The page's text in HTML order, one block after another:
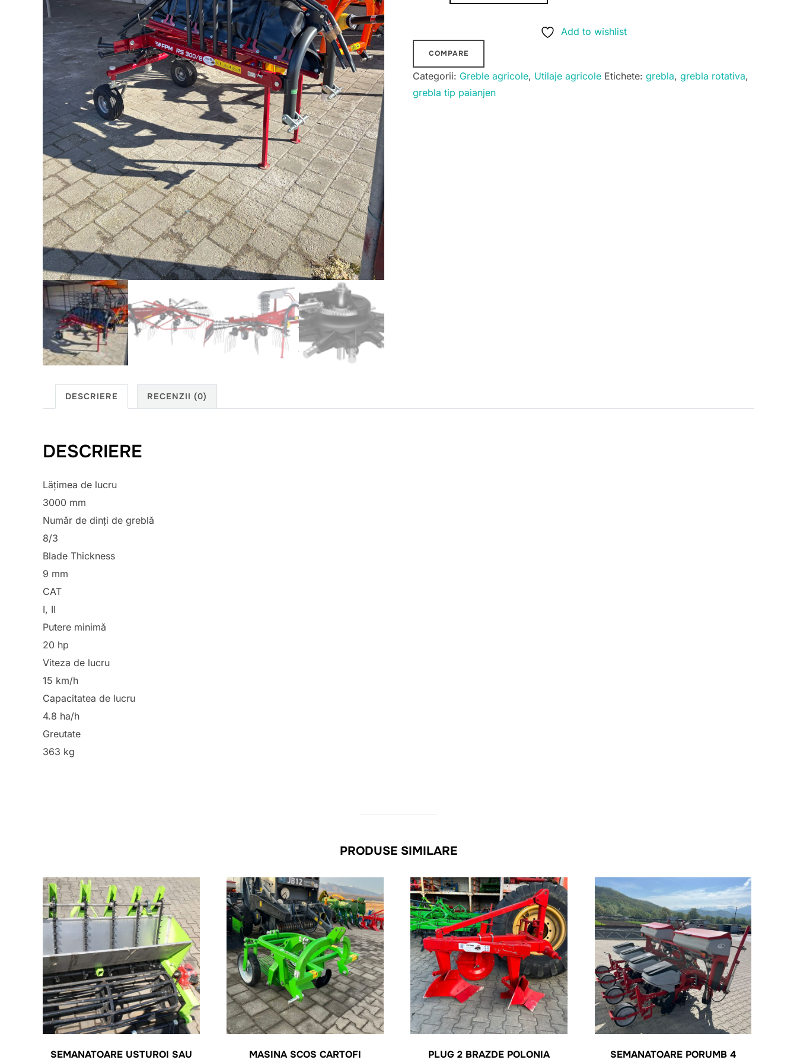
paianjen
3
metri
FPM
Add to wishlist
COMPARE
Categorii: Greble agricole, Utilaje agricole Etichete: grebla, grebla rotativa,
grebla tip paianjen
DESCRIERE RECENZII (0)
DESCRIERE
Lățimea de lucru
3000 mm
Număr de dinți de greblă
8/3
Blade Thickness
9 mm
CAT
I, II
Putere minimă
20 hp
Viteza de lucru
15 km/h
Capacitatea de lucru
4.8 ha/h
Greutate
363 kg
PRODUSE SIMILARE
SEMANATOARE USTUROI SAU
MASINA SCOS CARTOFI PLUG 2 BRAZDE POLONIA
SEMANATOARE PORUMB 4